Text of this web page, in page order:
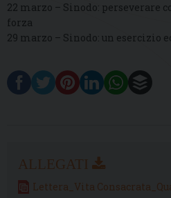
22 marzo – Sinodo: perseverare
forza
29 marzo – Sinodo: un
Lettera_Vita